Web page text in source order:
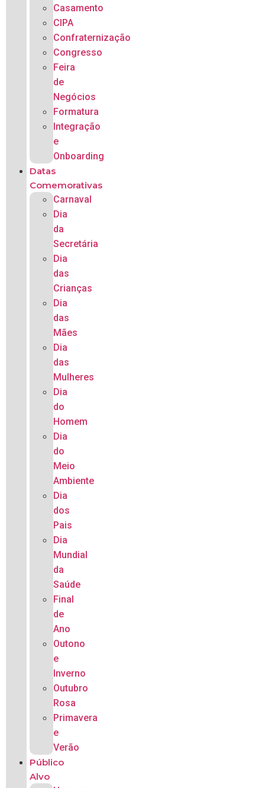
Casamento
CIPA
Confraternização
Congresso
Feira
de
Negócios
Formatura
Integração
e
Onboarding
Datas
Comemorativas
Carnaval
Dia
da
Secretária
Dia
das
Crianças
Dia
das
Mães
Dia
das
Mulheres
Dia
do
Homem
Dia
do
Meio
Ambiente
Dia
dos
Pais
Dia
Mundial
da
Saúde
Final
de
Ano
Outono
e
Inverno
Outubro
Rosa
Primavera
e
Verão
Público
Alvo